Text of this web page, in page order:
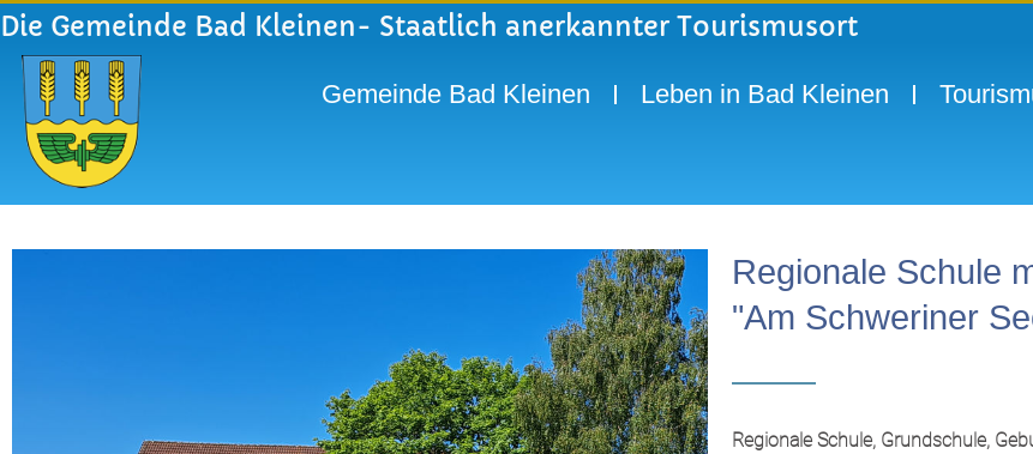
Die Gemeinde Bad Kleinen- Staatlich anerkannter Tourismusort
Gemeinde Bad Kleinen Leben in Bad Kleinen
Regionale Schule
"Am Schweriner
Regionale Schule, Grundschule,